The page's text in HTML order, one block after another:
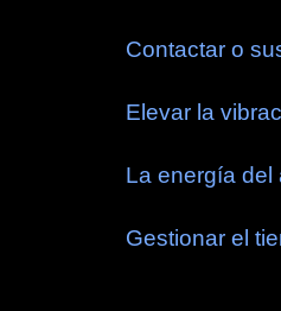
Contactar o
Elevar la
La energía del
Gestionar el